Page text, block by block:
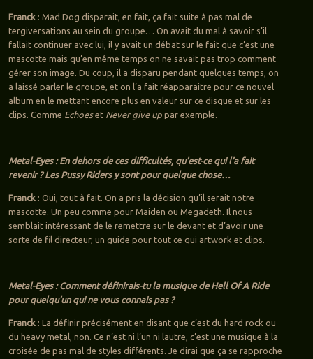
Franck: Mad Dog disparait, en fait, ça fait suite à pas mal de
tergiversations au sein du groupe… On avait du mal à savoir s’il
fallait continuer avec lui, il y avait un débat sur le fait que c’est une
mascotte mais qu’en même temps on ne savait pas trop comment
gérer son image. Du coup, il a disparu pendant quelques temps, on
a laissé parler le groupe, et on l’a fait réapparaitre pour ce nouvel
album en le mettant encore plus en valeur sur ce disque et sur les
clips. Comme Echoeset Never give uppar exemple.
Metal-Eyes : En dehors de ces difficultés, qu’est-ce qui l’a fait
revenir ? Les Pussy Riders y sont pour quelque chose…
Franck: Oui, tout à fait. On a pris la décision qu’il serait notre
mascotte. Un peu comme pour Maiden ou Megadeth. Il nous
semblait intéressant de le remettre sur le devant et d’avoir une
sorte de fil directeur, un guide pour tout ce qui artwork et clips.
Metal-Eyes : Comment définirais-tu la musique de Hell Of A Ride
pour quelqu’un qui ne vous connais pas ?
Franck: La définir précisément en disant que c’est du hard rock ou
du heavy metal, non. Ce n’est ni l’un ni lautre, c’est une musique à la
croisée de pas mal de styles différents. Je dirai que ça se rapproche